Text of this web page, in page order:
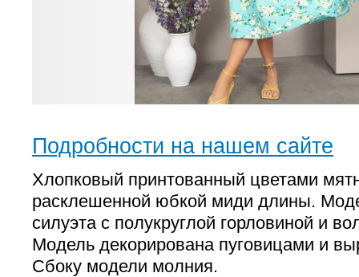
Подробности на нашем сайте
Хлопковый принтованный цветами
расклешенной юбкой миди длины.
силуэта с полукруглой горловиной и
Модель декорирована пуговицами и
Сбоку модели молния.